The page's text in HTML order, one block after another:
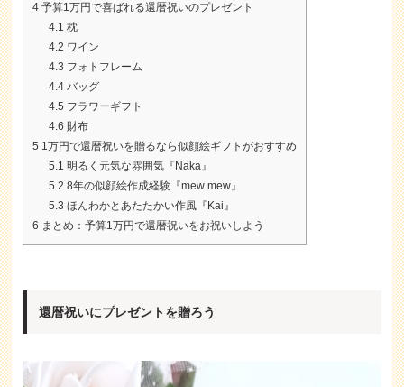
4 予算1万円で喜ばれる還暦祝いのプレゼント
4.1 枕
4.2 ワイン
4.3 フォトフレーム
4.4 バッグ
4.5 フラワーギフト
4.6 財布
5 1万円で還暦祝いを贈るなら似顔絵ギフトがおすすめ
5.1 明るく元気な雰囲気『Naka』
5.2 8年の似顔絵作成経験『mew mew』
5.3 ほんわかとあたたかい作風『Kai』
6 まとめ：予算1万円で還暦祝いをお祝いしよう
還暦祝いにプレゼントを贈ろう